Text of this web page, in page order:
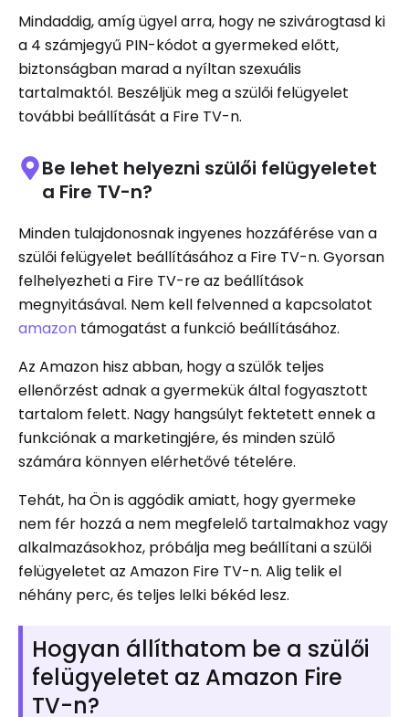
Mindaddig, amíg ügyel arra, hogy ne szivárogtasd ki
a 4 számjegyű PIN-kódot a gyermeked előtt,
biztonságban marad a nyíltan szexuális
tartalmaktól. Beszéljük meg a szülői felügyelet
további beállítását a Fire TV-n.
Be lehet helyezni szülői felügyeletet
a Fire TV-n?
Minden tulajdonosnak ingyenes hozzáférése van a
szülői felügyelet beállításához a Fire TV-n. Gyorsan
felhelyezheti a Fire TV-re az beállítások
megnyitásával. Nem kell felvenned a kapcsolatot
amazon támogatást a funkció beállításához.
Az Amazon hisz abban, hogy a szülők teljes
ellenőrzést adnak a gyermekük által fogyasztott
tartalom felett. Nagy hangsúlyt fektetett ennek a
funkciónak a marketingjére, és minden szülő
számára könnyen elérhetővé tételére.
Tehát, ha Ön is aggódik amiatt, hogy gyermeke
nem fér hozzá a nem megfelelő tartalmakhoz vagy
alkalmazásokhoz, próbálja meg beállítani a szülői
felügyeletet az Amazon Fire TV-n. Alig telik el
néhány perc, és teljes lelki békéd lesz.
Hogyan állíthatom be a szülői
felügyeletet az Amazon Fire
TV-n?